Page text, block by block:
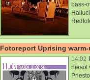
bass-
Fotoreport Uprising
14:02
niesol